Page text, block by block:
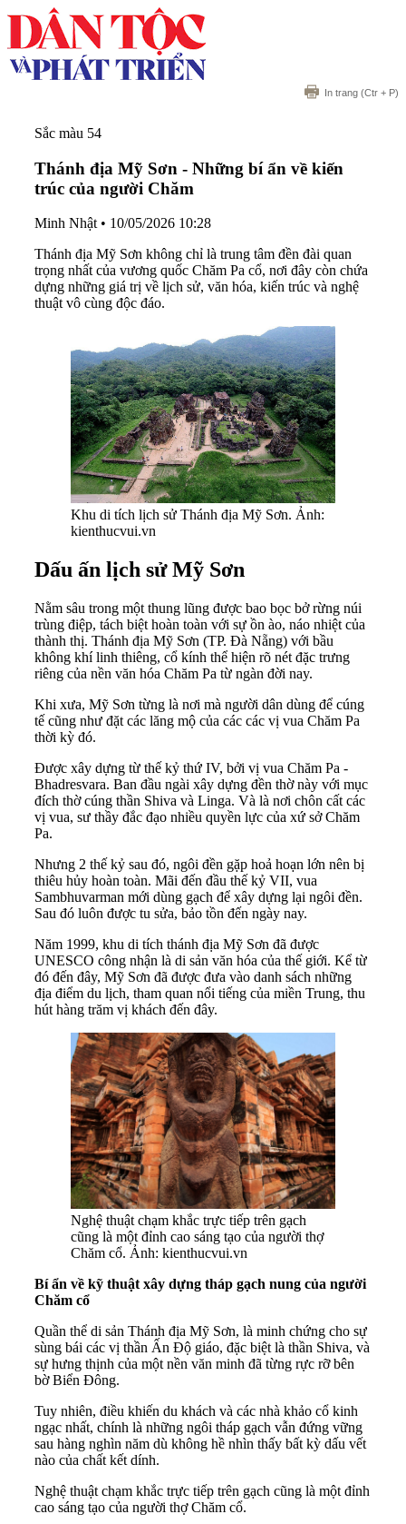
In trang (Ctr + P)
Sắc màu 54
Thánh địa Mỹ Sơn - Những bí ẩn về kiến
trúc của người Chăm
Minh Nhật • 10/05/2026 10:28
Thánh địa Mỹ Sơn không chỉ là trung tâm đền đài quan
trọng nhất của vương quốc Chăm Pa cổ, nơi đây còn chứa
dựng những giá trị về lịch sử, văn hóa, kiến trúc và nghệ
thuật vô cùng độc đáo.
Khu di tích lịch sử Thánh địa Mỹ Sơn. Ảnh:
kienthucvui.vn
Dấu ấn lịch sử Mỹ Sơn
Nằm sâu trong một thung lũng được bao bọc bở rừng núi
trùng điệp, tách biệt hoàn toàn với sự ồn ào, náo nhiệt của
thành thị. Thánh địa Mỹ Sơn (TP. Đà Nẵng) với bầu
không khí linh thiêng, cổ kính thể hiện rõ nét đặc trưng
riêng của nền văn hóa Chăm Pa từ ngàn đời nay.
Khi xưa, Mỹ Sơn từng là nơi mà người dân dùng để cúng
tế cũng như đặt các lăng mộ của các các vị vua Chăm Pa
thời kỳ đó.
Được xây dựng từ thế kỷ thứ IV, bởi vị vua Chăm Pa -
Bhadresvara. Ban đầu ngài xây dựng đền thờ này với mục
đích thờ cúng thần Shiva và Linga. Và là nơi chôn cất các
vị vua, sư thầy đắc đạo nhiều quyền lực của xứ sở Chăm
Pa.
Nhưng 2 thế kỷ sau đó, ngôi đền gặp hoả hoạn lớn nên bị
thiêu hủy hoàn toàn. Mãi đến đầu thế kỷ VII, vua
Sambhuvarman mới dùng gạch để xây dựng lại ngôi đền.
Sau đó luôn được tu sửa, bảo tồn đến ngày nay.
Năm 1999, khu di tích thánh địa Mỹ Sơn đã được
UNESCO công nhận là di sản văn hóa của thế giới. Kể từ
đó đến đây, Mỹ Sơn đã được đưa vào danh sách những
địa điểm du lịch, tham quan nổi tiếng của miền Trung, thu
hút hàng trăm vị khách đến đây.
Nghệ thuật chạm khắc trực tiếp trên gạch
cũng là một đỉnh cao sáng tạo của người thợ
Chăm cổ. Ảnh: kienthucvui.vn
Bí ẩn về kỹ thuật xây dựng tháp gạch nung của người
Chăm cổ
Quần thể di sản Thánh địa Mỹ Sơn, là minh chứng cho sự
sùng bái các vị thần Ấn Độ giáo, đặc biệt là thần Shiva, và
sự hưng thịnh của một nền văn minh đã từng rực rỡ bên
bờ Biển Đông.
Tuy nhiên, điều khiến du khách và các nhà khảo cổ kinh
ngạc nhất, chính là những ngôi tháp gạch vẫn đứng vững
sau hàng nghìn năm dù không hề nhìn thấy bất kỳ dấu vết
nào của chất kết dính.
Nghệ thuật chạm khắc trực tiếp trên gạch cũng là một đỉnh
cao sáng tạo của người thợ Chăm cổ.